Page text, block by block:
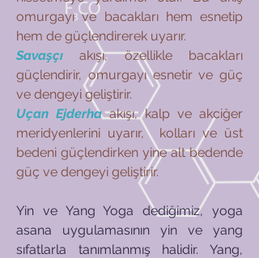
omurgayı ve bacakları hem esnetip
hem de güçlendirerek uyarır.
Savaşçı
akışı, özellikle bacakları
güçlendirir, omurgayı esnetir ve güç
ve dengeyi geliştirir.
Uçan Ejderhaakışı, kalp ve akciğer
meridyenlerini uyarır, kolları ve üst
bedeni güçlendirken yine alt bedende
güç ve dengeyi geliştirir.
Yin ve Yang Yoga dediğimiz, yoga
asana uygulamasının yin ve yang
sıfatlarla tanımlanmış halidir. Yang,